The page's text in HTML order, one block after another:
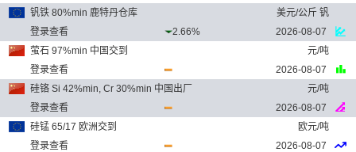
钒铁 80%min 鹿特丹仓库
美元/公斤 钒
登录查看
2.66%
2026-08-07
萤石 97%min 中国交到
元/吨
登录查看
2026-08-07
硅铬 Si 42%min, Cr 30%min 中国出厂
元/吨
登录查看
2026-08-07
硅锰 65/17 欧洲交到
欧元/吨
登录查看
2026-08-07